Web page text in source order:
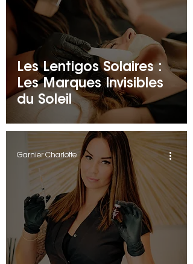
Les Lentigos Solaires :
Les Marques Invisibles
du Soleil
Garnier Charlotte